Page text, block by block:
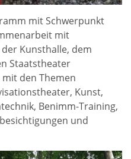
mit Schwerpunkt
mit
Kunsthalle, dem
Staatstheater
den Themen
Kunst,
Benimm-Training,
und